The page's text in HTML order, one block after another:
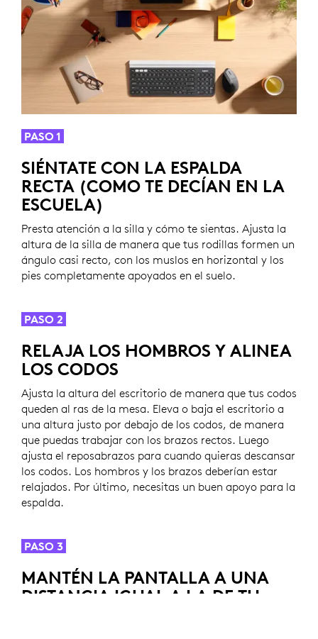
PASO 1
SIÉNTATE CON LA ESPALDA
RECTA (COMO TE DECÍAN EN LA
ESCUELA)
Presta atención a la silla y cómo te sientas. Ajusta la
altura de la silla de manera que tus rodillas formen un
ángulo casi recto, con los muslos en horizontal y los
pies completamente apoyados en el suelo.
PASO 2
RELAJA LOS HOMBROS Y ALINEA
LOS CODOS
Ajusta la altura del escritorio de manera que tus codos
queden al ras de la mesa. Eleva o baja el escritorio a
una altura justo por debajo de los codos, de manera
que puedas trabajar con los brazos rectos. Luego
ajusta el reposabrazos para cuando quieras descansar
los codos. Los hombros y los brazos deberían estar
relajados. Por último, necesitas un buen apoyo para la
espalda.
PASO 3
MANTÉN LA PANTALLA A UNA
DISTANCIA IGUAL A LA DE TU